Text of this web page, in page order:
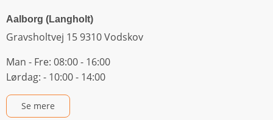
Aalborg (Langholt)
Gravsholtvej 15 9310 Vodskov
Man - Fre: 08:00 - 16:00
Lørdag: - 10:00 - 14:00
Se mere